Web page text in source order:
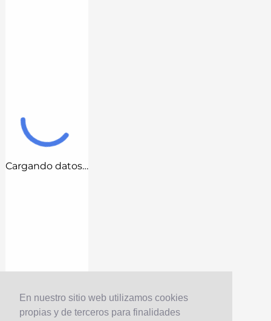
En nuestro sitio web utilizamos cookies
propias y de terceros para finalidades
Cargando datos…